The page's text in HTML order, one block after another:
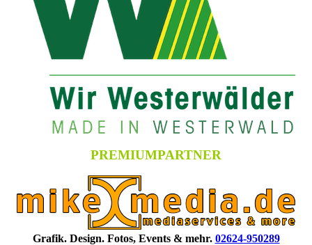
PREMIUMPARTNER
Grafik. Design. Fotos, Events & mehr. 02624-950289